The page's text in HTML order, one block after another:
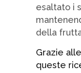
esaltato i
della
Grazie
queste